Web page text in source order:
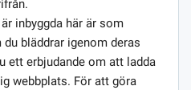
inbyggda här är som
bläddrar igenom deras
ett erbjudande om att ladda
webbplats. För att göra